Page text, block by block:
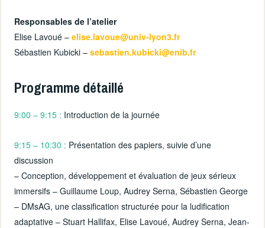
Responsables de l’atelier
Elise Lavoué –elise.lavoue@univ-lyon3.fr
Sébastien Kubicki –sebastien.kubicki@enib.fr
Programme détaillé
9:00 – 9:15 : Introduction de la journée
9:15 – 10:30 : Présentation des papiers, suivie d’une
discussion
– Conception, développement et évaluation de jeux sérieux
immersifs – Guillaume Loup, Audrey Serna, Sébastien George
– DMsAG, une classification structurée pour la ludification
adaptative – Stuart Hallifax, Elise Lavoué, Audrey Serna, Jean-